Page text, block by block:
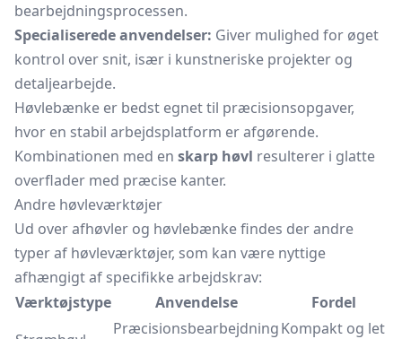
bearbejdningsprocessen.
Specialiserede anvendelser: Giver mulighed for øget
kontrol over snit, især i kunstneriske projekter og
detaljearbejde.
Høvlebænke er bedst egnet til præcisionsopgaver,
hvor en stabil arbejdsplatform er afgørende.
Kombinationen med en skarp høvl resulterer i glatte
overflader med præcise kanter.
Andre høvleværktøjer
Ud over afhøvler og høvlebænke findes der andre
typer af høvleværktøjer, som kan være nyttige
afhængigt af specifikke arbejdskrav:
Værktøjstype
Anvendelse
Fordel
PræcisionsbearbejdningKompakt og let